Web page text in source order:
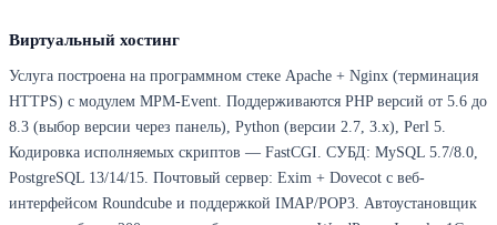
Виртуальный хостинг
Услуга построена на программном стеке Apache + Nginx (терминация
HTTPS) с модулем MPM-Event. Поддерживаются PHP версий от 5.6 до
8.3 (выбор версии через панель), Python (версии 2.7, 3.x), Perl 5.
Кодировка исполняемых скриптов — FastCGI. СУБД: MySQL 5.7/8.0,
PostgreSQL 13/14/15. Почтовый сервер: Exim + Dovecot с веб-
интерфейсом Roundcube и поддержкой IMAP/POP3. Автоустановщик